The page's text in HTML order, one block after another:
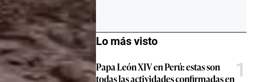
Lo más visto
Papa León XIV en Perú: estas son
todas las actividades confirmadas en1